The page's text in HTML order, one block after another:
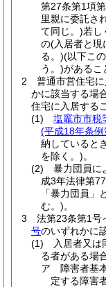
第27条第1項
里親に委託さ
て同じ。)若し
の(入居者と現
る。)(以下こ
う。)があるこ
2
普通市営住宅に
かに該当する場
住宅に入居する
(1)
塩竈市市税
(平成18年条例
納しているとき
を除く。)。
(2)
暴力団員に
成3年法律第
「暴力団員」
む。)。
3
法第23条第1号
号のいずれかに
(1)
入居者又は
る者がある場
ア
障害者基
定する障害